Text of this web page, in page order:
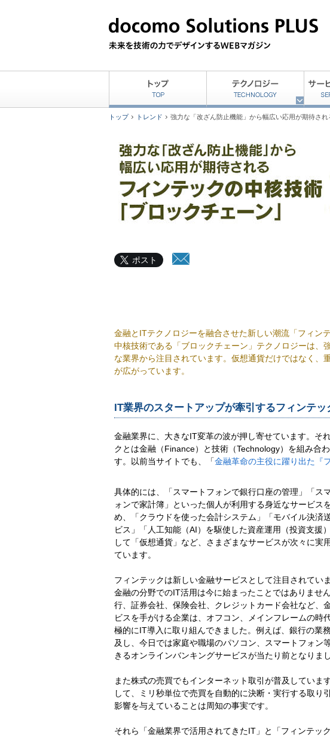
トップ トレンド 強力な「改ざん防止機能」から幅広い応用が期待さ
ポスト
金融とITテクノロジーを融合させた新しい潮流「フィン
中核技術である「ブロックチェーン」テクノロジーは、
な業界から注目されています。仮想通貨だけではなく、
が広がっています。
IT業界のスタートアップが牽引するフィンテッ
金融業界に、大きなIT変革の波が押し寄せています。そ
クとは金融（Finance）と技術（Technology）を組み合
す。以前当サイトでも、「金融革命の主役に躍り出た『
具体的には、「スマートフォンで銀行口座の管理」「ス
ォンで家計簿」といった個人が利用する身近なサービス
め、「クラウドを使った会計システム」「モバイル決済
ビス」「人工知能（AI）を駆使した資産運用（投資支援
して「仮想通貨」など、さまざまなサービスが次々に実
ています。
フィンテックは新しい金融サービスとして注目されていま
金融の分野でのIT活用は今に始まったことではありませ
行、証券会社、保険会社、クレジットカード会社など、
ビスを手がける企業は、オフコン、メインフレームの時
極的にIT導入に取り組んできました。例えば、銀行の業
及し、今日では家庭や職場のパソコン、スマートフォ
きるオンラインバンキングサービスが当たり前となりまし
また株式の売買でもインターネット取引が普及してい
して、ミリ秒単位で売買を自動的に決断・実行する取
影響を与えていることは周知の事実です。
それら「金融業界で活用されてきたIT」と「フィンテッ